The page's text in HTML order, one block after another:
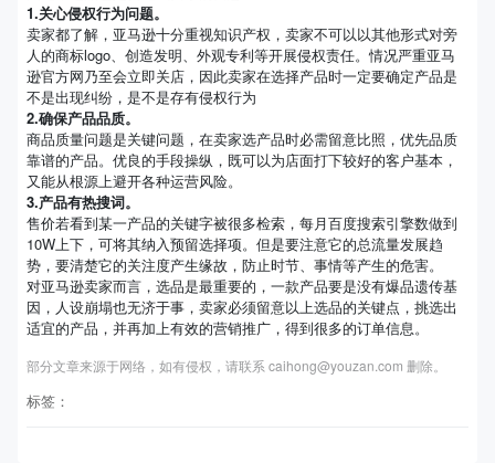
1.关心侵权行为问题。
卖家都了解，亚马逊十分重视知识产权，卖家不可以以其他形式对旁
人的商标logo、创造发明、外观专利等开展侵权责任。情况严重亚马
逊官方网乃至会立即关店，因此卖家在选择产品时一定要确定产品是
不是出现纠纷，是不是存有侵权行为
2.确保产品品质。
商品质量问题是关键问题，在卖家选产品时必需留意比照，优先品质
靠谱的产品。优良的手段操纵，既可以为店面打下较好的客户基本，
又能从根源上避开各种运营风险。
3.产品有热搜词。
售价若看到某一产品的关键字被很多检索，每月百度搜索引擎数做到
10W上下，可将其纳入预留选择项。但是要注意它的总流量发展趋
势，要清楚它的关注度产生缘故，防止时节、事情等产生的危害。
对亚马逊卖家而言，选品是最重要的，一款产品要是没有爆品遗传基
因，人设崩塌也无济于事，卖家必须留意以上选品的关键点，挑选出
适宜的产品，并再加上有效的营销推广，得到很多的订单信息。
部分文章来源于网络，如有侵权，请联系 caihong@youzan.com 删除。
标签：